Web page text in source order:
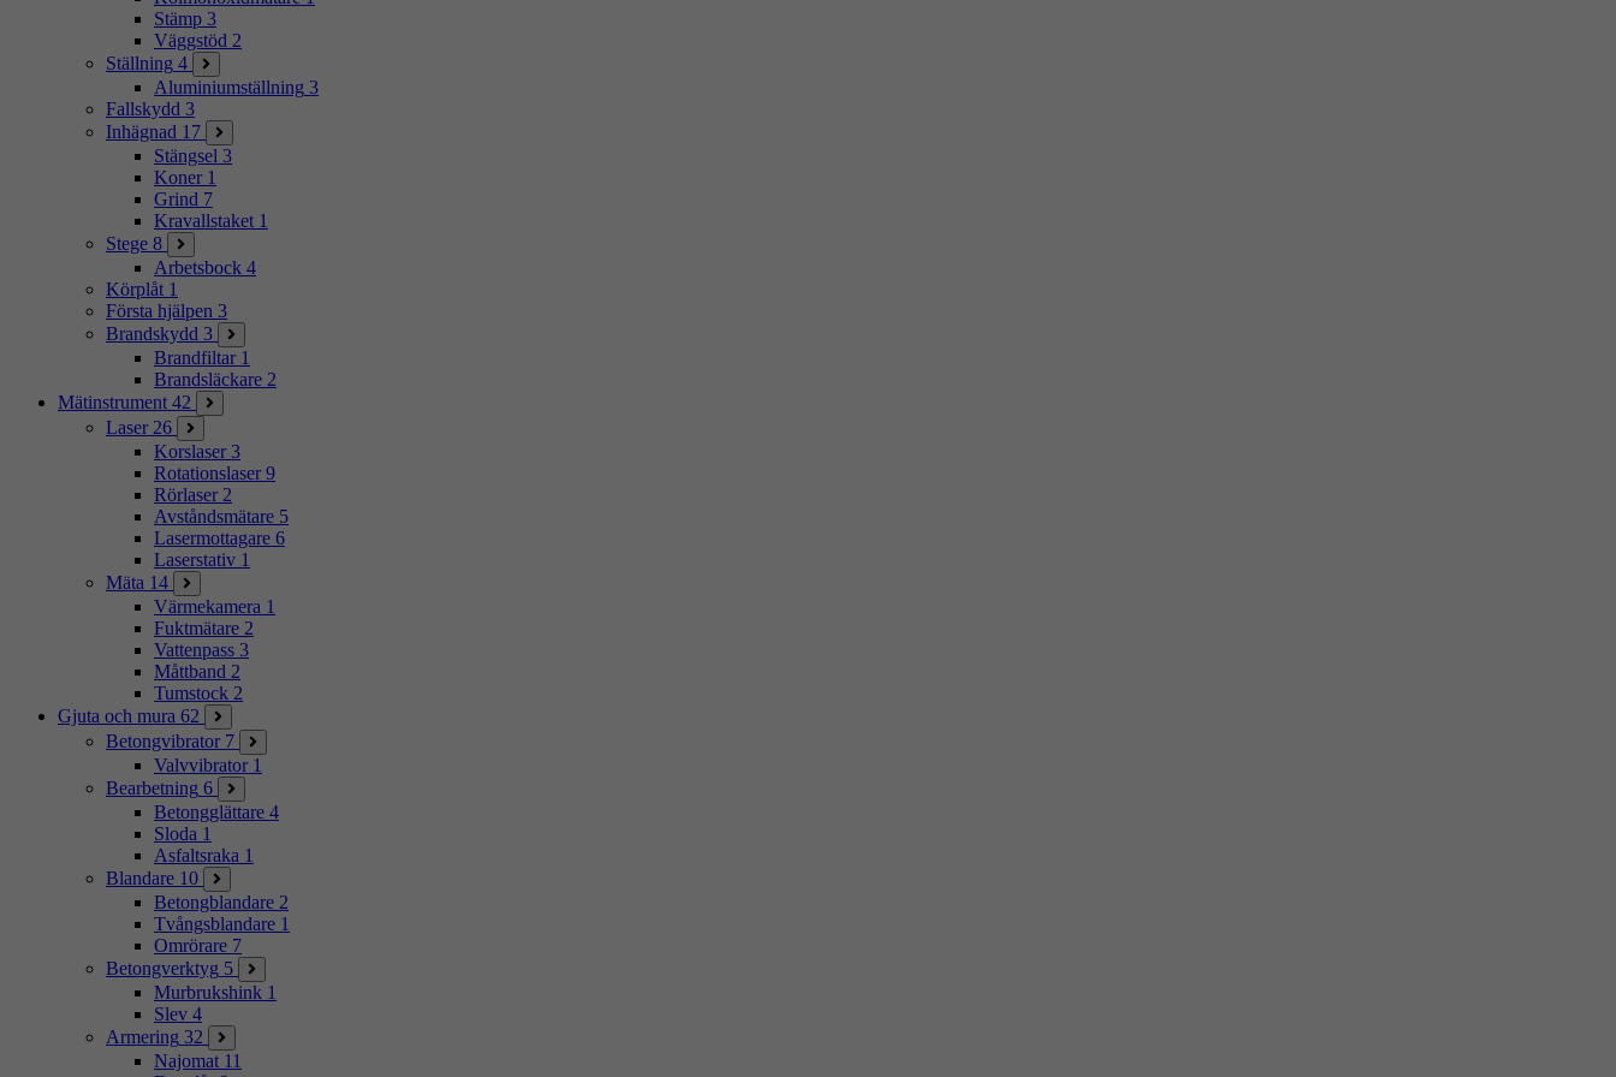
Stämp 3
Väggstöd 2
Ställning 4
Aluminiumställning 3
Fallskydd 3
Inhägnad 17
Stängsel 3
Koner 1
Grind 7
Kravallstaket 1
Stege 8
Arbetsbock 4
Körplåt 1
Första hjälpen 3
Brandskydd 3
Brandfiltar 1
Brandsläckare 2
Mätinstrument 42
Laser 26
Korslaser 3
Rotationslaser 9
Rörlaser 2
Avståndsmätare 5
Lasermottagare 6
Laserstativ 1
Mäta 14
Värmekamera 1
Fuktmätare 2
Vattenpass 3
Måttband 2
Tumstock 2
Gjuta och mura 62
Betongvibrator 7
Valvvibrator 1
Bearbetning 6
Betongglättare 4
Sloda 1
Asfaltsraka 1
Blandare 10
Betongblandare 2
Tvångsblandare 1
Omrörare 7
Betongverktyg 5
Murbrukshink 1
Slev 4
Armering 32
Najomat 11